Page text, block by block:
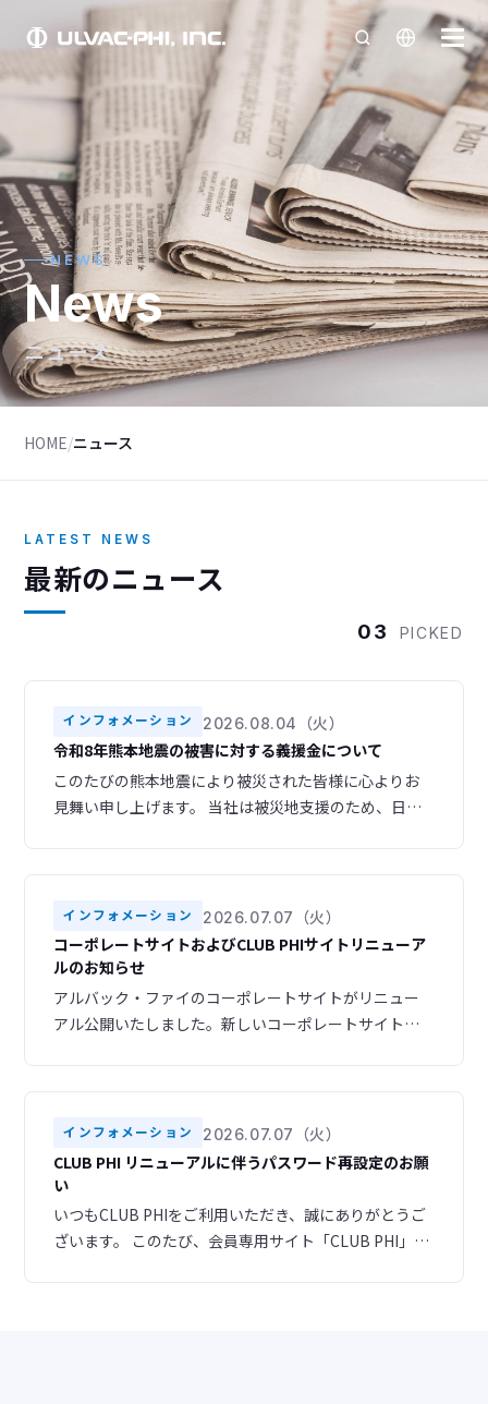
NEWS
News
ニュース
HOME/ニュース
LATEST NEWS
最新のニュース
03 PICKED
インフォメーション 2026.08.04（火）
令和8年熊本地震の被害に対する義援金について
このたびの熊本地震により被災された皆様に心よりお
見舞い申し上げます。 当社は被災地支援のため、日本
インフォメーション 2026.07.07（火）
コーポレートサイトおよびCLUB PHIサイトリニューア
ルのお知らせ
アルバック・ファイのコーポレートサイトがリニュー
アル公開いたしました。新しいコーポレートサイトで
た、ナビゲーション構成を見直し、目的の情報へスム
ーズにアクセスできるよう改善いたしました。さら
に、デザインも一新し、お客様のニーズに合わせた情
報をより分かりやす
インフォメーション 2026.07.07（火）
CLUB PHI リニューアルに伴うパスワード再設定のお願
い
いつもCLUB PHIをご利用いただき、誠にありがとうご
ざいます。 このたび、会員専用サイト「CLUB PHI」を